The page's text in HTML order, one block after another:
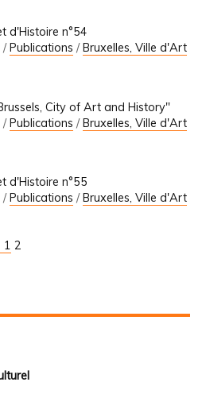
d'Histoire n°54
/ Publications / Bruxelles, Ville d'Art
City of Art and History"
/Publications /Bruxelles, Ville d'Art
d'Histoire n°55
/Publications /Bruxelles, Ville d'Art
1 2